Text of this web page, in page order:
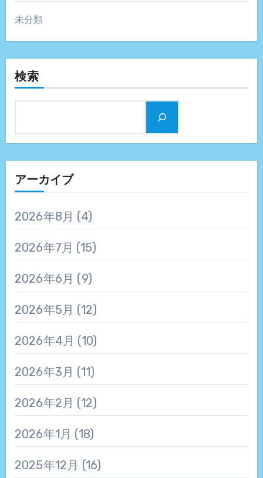
未分類
検索
アーカイブ
2026年8月 (4)
2026年7月 (15)
2026年6月 (9)
2026年5月 (12)
2026年4月 (10)
2026年3月 (11)
2026年2月 (12)
2026年1月 (18)
2025年12月 (16)